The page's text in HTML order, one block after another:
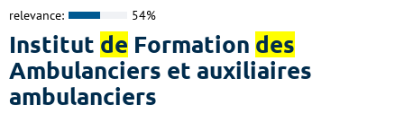
relevance: 54%
Institut de Formation des
Ambulanciers et auxiliaires
ambulanciers